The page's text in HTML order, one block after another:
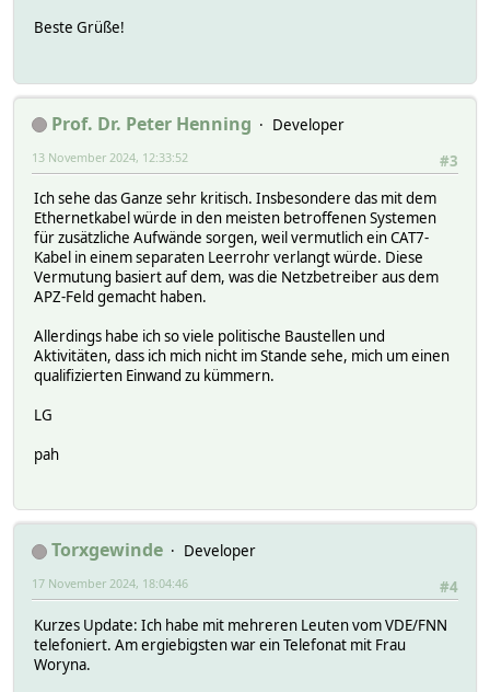
Beste Grüße!
Prof. Dr. Peter Henning
Developer
#3
13 November 2024, 12:33:52
Ich sehe das Ganze sehr kritisch. Insbesondere das mit dem
Ethernetkabel würde in den meisten betroffenen Systemen
für zusätzliche Aufwände sorgen, weil vermutlich ein CAT7-
Kabel in einem separaten Leerrohr verlangt würde. Diese
Vermutung basiert auf dem, was die Netzbetreiber aus dem
APZ-Feld gemacht haben.
Allerdings habe ich so viele politische Baustellen und
Aktivitäten, dass ich mich nicht im Stande sehe, mich um einen
qualifizierten Einwand zu kümmern.
LG
pah
Torxgewinde
Developer
#4
17 November 2024, 18:04:46
Kurzes Update: Ich habe mit mehreren Leuten vom VDE/FNN
telefoniert. Am ergiebigsten war ein Telefonat mit Frau
Woryna.